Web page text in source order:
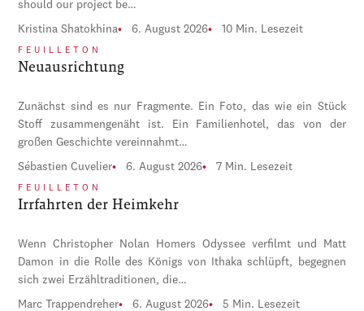
should our project be…
Kristina Shatokhina 6. August 2026 10 Min. Lesezeit
FEUILLETON
Neuausrichtung
Zunächst sind es nur Fragmente. Ein Foto, das wie ein Stück
Stoff zusammengenäht ist. Ein Familienhotel, das von der
großen Geschichte vereinnahmt…
Sébastien Cuvelier 6. August 2026 7 Min. Lesezeit
FEUILLETON
Irrfahrten der Heimkehr
Wenn Christopher Nolan Homers Odyssee verfilmt und Matt
Damon in die Rolle des Königs von Ithaka schlüpft, begegnen
sich zwei Erzähltraditionen, die…
Marc Trappendreher 6. August 2026 5 Min. Lesezeit